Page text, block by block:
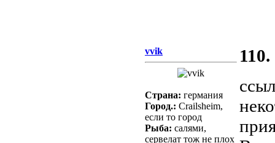
vvik
Страна: германия
Город.: Crailsheim,
если то город
Рыба: салями,
сервелат тож не плох
110.